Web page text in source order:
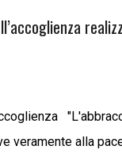
veramente alla